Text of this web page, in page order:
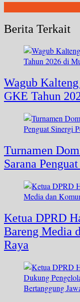
Berita Terkait
Wagub
GKE Tahun
Turnamen
Sarana
Ketua DPRD
Bareng Media
Raya